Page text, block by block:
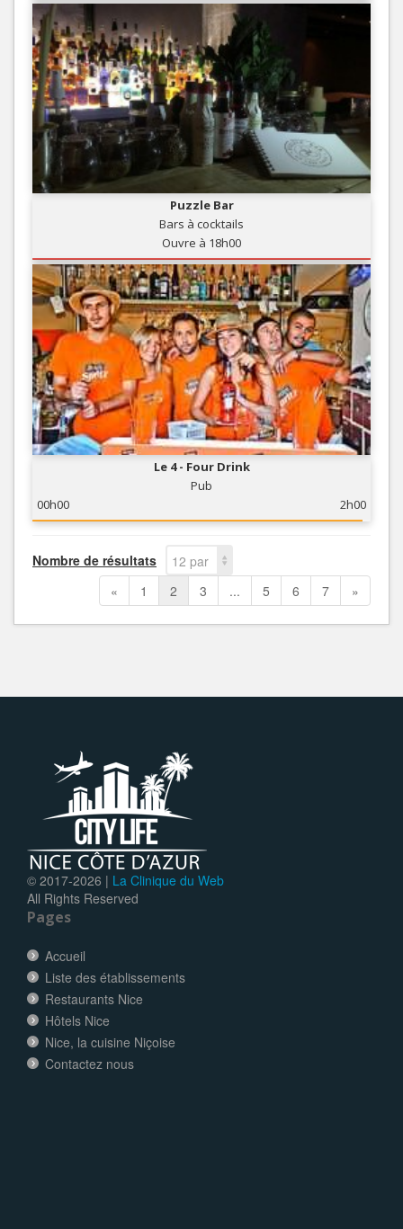
Puzzle Bar
Bars à cocktails
Ouvre à 18h00
Le 4 - Four Drink
Pub
00h00
2h00
Nombre de résultats
12 par
page
« 1 2 3 ... 5 6 7 »
© 2017-2026 | La Clinique du Web
All Rights Reserved
Pages
Accueil
Liste des établissements
Restaurants Nice
Hôtels Nice
Nice, la cuisine Niçoise
Contactez nous